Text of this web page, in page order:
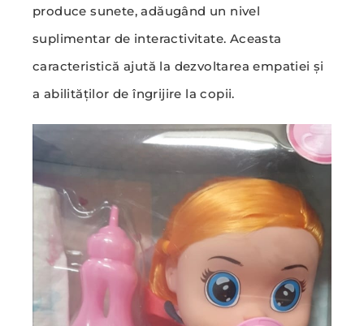
produce sunete, adăugând un nivel
suplimentar de interactivitate. Aceasta
caracteristică ajută la dezvoltarea empatiei și
a abilităților de îngrijire la copii.